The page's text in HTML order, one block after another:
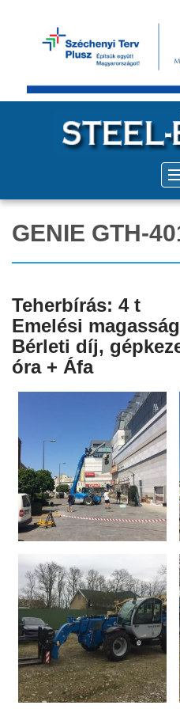
GENIE GTH-
Teherbírás: 4 t
Emelési
Bérleti díj,
óra + Áfa